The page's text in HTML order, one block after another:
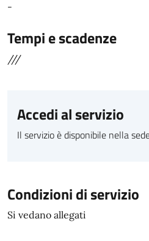
-
Tempi e scadenze
///
Accedi al servizio
Il servizio è disponibile nella
Condizioni di servizio
Si vedano allegati